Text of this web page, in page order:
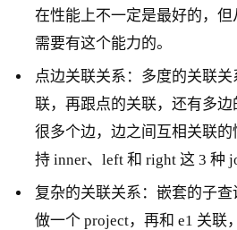
在性能上不一定是最好的，
需要有这个能力的。
点边关联关系：多度的关联
联，再跟点的关联，还有多
很多个边，边之间互相关联
持 inner、left 和 right 这 3 种
复杂的关联关系：嵌套的子
做一个 project，再和 e1 关联